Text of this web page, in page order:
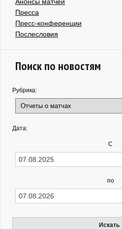
Пресса
Пресс-конференции
Послесловия
Поиск по новостям
Рубрика:
Дата:
С
по
Искать